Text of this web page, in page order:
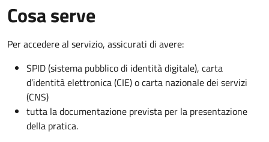
Cosa serve
Per accedere al servizio, assicurati di avere:
SPID (sistema pubblico di identità digitale), carta
d’identità elettronica (CIE) o carta nazionale dei servizi
(CNS)
tutta la documentazione prevista per la presentazione
della pratica.